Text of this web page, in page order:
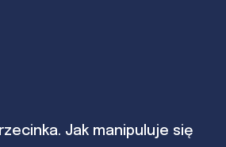
Jak manipuluje się